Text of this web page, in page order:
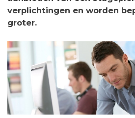
verplichtingen en worden
groter.